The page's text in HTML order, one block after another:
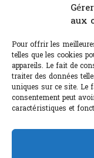
aux
Pour offrir les
telles que les cookies
appareils. Le fait de
traiter des données
uniques sur ce site. Le
consentement peut
caractéristiques et
Sélection de rosés
L'abus
©paris-bistro 2026